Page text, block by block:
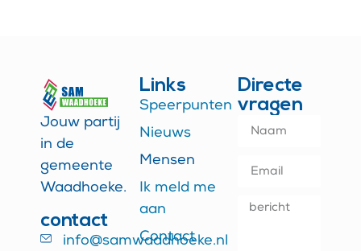
Jouw partij
in de
gemeente
Waadhoeke.
contact
info@samwaadhoeke.nl
Links
Speerpunten
Nieuws
Mensen
Ik meld me
aan
Contact
Directe
vragen